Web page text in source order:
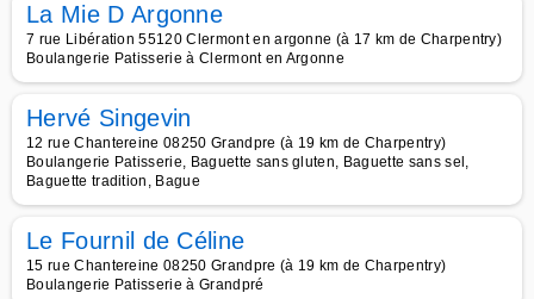
La Mie D Argonne
7 rue Libération 55120 Clermont en argonne (à 17 km de Charpentry)
Boulangerie Patisserie à Clermont en Argonne
Hervé Singevin
12 rue Chantereine 08250 Grandpre (à 19 km de Charpentry)
Boulangerie Patisserie, Baguette sans gluten, Baguette sans sel,
Baguette tradition, Bague
Le Fournil de Céline
15 rue Chantereine 08250 Grandpre (à 19 km de Charpentry)
Boulangerie Patisserie à Grandpré